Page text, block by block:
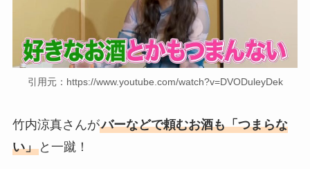
引用元：https://www.youtube.com/watch?v=DVODuleyDek
竹内涼真さんがバーなどで頼むお酒も「つまらな
い」と一蹴！